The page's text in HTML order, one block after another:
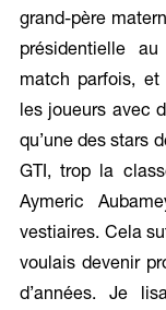
grand-père
présidentielle
match parfois, et
les joueurs avec
qu’une des stars
GTI, trop la
Aymeric
vestiaires. Cela
voulais devenir
d’années. Je